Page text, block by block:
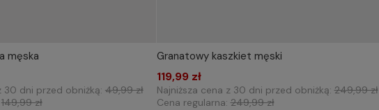
męska
30 dni przed obniżką: 49,99 zł
149,99 zł
WYBIERZ ROZMIAR DO KOSZYKA
Granatowy kaszkiet męski
119,99 zł
Najniższa cena z 30 dni przed obniżką:249,99 zł
Cena regularna:249,99 zł